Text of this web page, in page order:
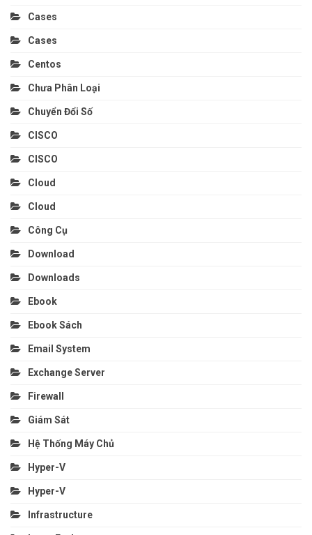
Cases
Cases
Centos
Chưa Phân Loại
Chuyển Đổi Số
CISCO
CISCO
Cloud
Cloud
Công Cụ
Download
Downloads
Ebook
Ebook Sách
Email System
Exchange Server
Firewall
Giám Sát
Hệ Thống Máy Chủ
Hyper-V
Hyper-V
Infrastructure